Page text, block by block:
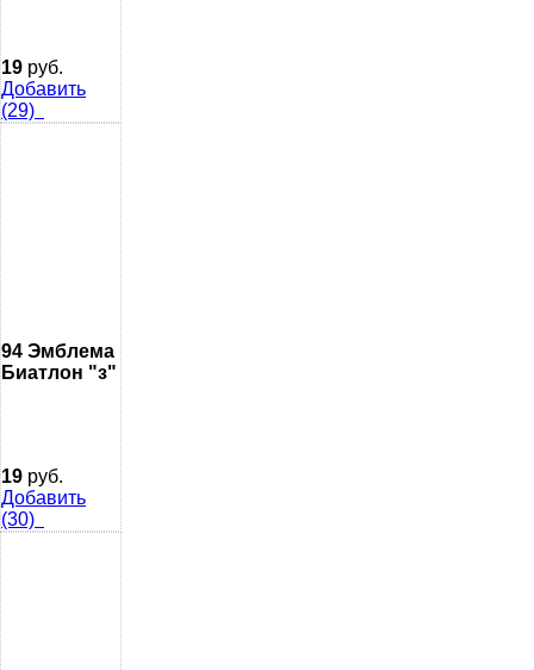
19 руб.
Добавить
(29)
94 Эмблема
Биатлон "з"
19 руб.
Добавить
(30)